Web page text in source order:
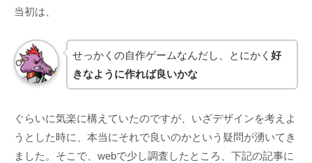
当初は、
せっかくの自作ゲームなんだし、とにかく好
きなように作れば良いかな
ぐらいに気楽に構えていたのですが、いざデザインを考えよ
うとした時に、本当にそれで良いのかという疑問が湧いてき
ました。そこで、webで少し調査したところ、下記の記事に